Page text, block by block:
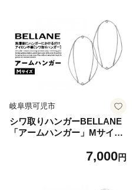
岐阜県可児市
シワ取りハンガーBELLANE
「アームハンガー」Mサイズ
ンいらず 洗濯用品 雑貨 ステ
7,000円